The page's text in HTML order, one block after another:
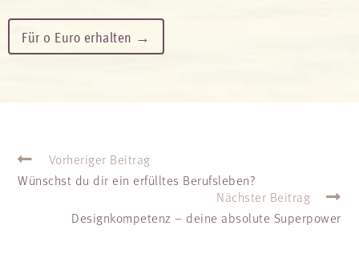
Für 0 Euro erhalten →
Vorheriger Beitrag
Wünschst du dir ein erfülltes Berufsleben?
Nächster Beitrag
Designkompetenz – deine absolute Superpower